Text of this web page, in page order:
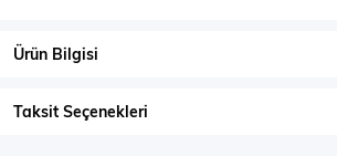
Ürün Bilgisi
Taksit Seçenekleri